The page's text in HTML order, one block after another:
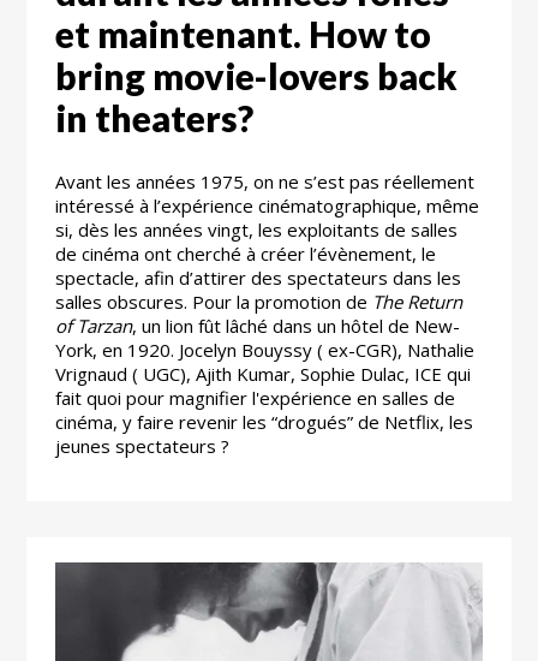
et maintenant. How to
bring movie-lovers back
in theaters?
Avant les années 1975, on ne s’est pas réellement
intéressé à l’expérience cinématographique, même
si, dès les années vingt, les exploitants de salles
de cinéma ont cherché à créer l’évènement, le
spectacle, afin d’attirer des spectateurs dans les
salles obscures. Pour la promotion de The Return
of Tarzan, un lion fût lâché dans un hôtel de New-
York, en 1920. Jocelyn Bouyssy ( ex-CGR), Nathalie
Vrignaud ( UGC), Ajith Kumar, Sophie Dulac, ICE qui
fait quoi pour magnifier l'expérience en salles de
cinéma, y faire revenir les “drogués” de Netflix, les
jeunes spectateurs ?